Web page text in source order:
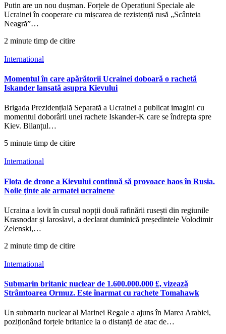
Putin are un nou dușman. Forțele de Operațiuni Speciale ale
Ucrainei în cooperare cu mișcarea de rezistență rusă „Scânteia
Neagră”…
2 minute timp de citire
International
Momentul în care apărătorii Ucrainei doboară o rachetă
Iskander lansată asupra Kievului
Brigada Prezidențială Separată a Ucrainei a publicat imagini cu
momentul doborârii unei rachete Iskander-K care se îndrepta spre
Kiev. Bilanțul…
5 minute timp de citire
International
Flota de drone a Kievului continuă să provoace haos în Rusia.
Noile ținte ale armatei ucrainene
Ucraina a lovit în cursul nopții două rafinării rusești din regiunile
Krasnodar și Iaroslavl, a declarat duminică președintele Volodimir
Zelenski,…
2 minute timp de citire
International
Submarin britanic nuclear de 1.600.000.000 £, vizează
Strâmtoarea Ormuz. Este înarmat cu rachete Tomahawk
Un submarin nuclear al Marinei Regale a ajuns în Marea Arabiei,
poziționând forțele britanice la o distanță de atac de…